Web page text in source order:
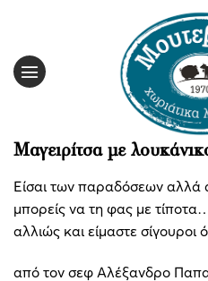
content
Μαγειρίτσα με
Είσαι των παραδόσεων αλλά
μπορείς να τη φας με
αλλιώς και είμαστε σίγουροι
από τον σεφ Αλέξανδρο